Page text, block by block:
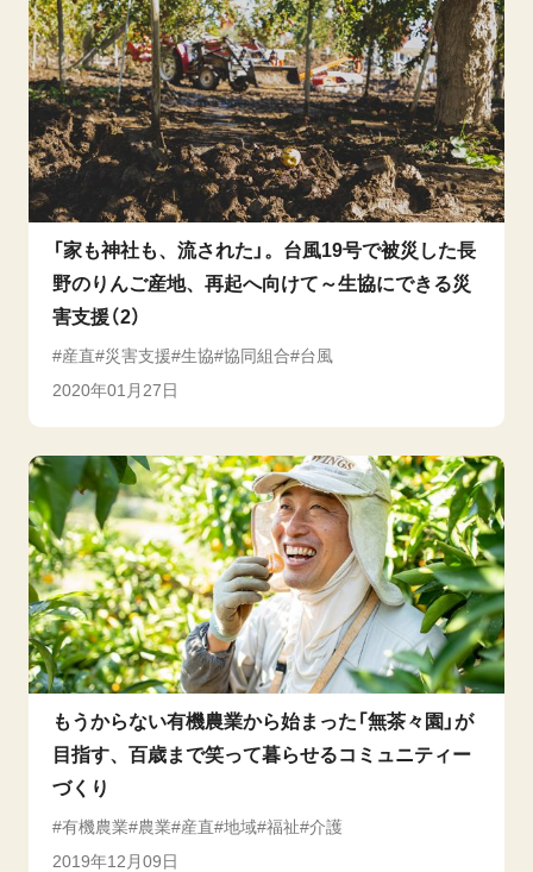
「家も神社も、流された」。台風19号で被災した長
野のりんご産地、再起へ向けて～生協にできる災
害支援（2）
産直 災害支援 生協 協同組合
台風
2020年01月27日
もうからない有機農業から始まった「無茶々園」が
目指す、百歳まで笑って暮らせるコミュニティー
づくり
有機農業 農業 産直 地域 福祉 介護
2019年12月09日